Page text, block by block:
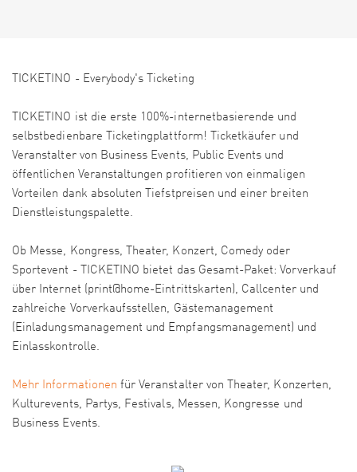
TICKETINO - Everybody's Ticketing
TICKETINO ist die erste 100%-internetbasierende und
selbstbedienbare Ticketingplattform! Ticketkäufer und
Veranstalter von Business Events, Public Events und
öffentlichen Veranstaltungen profitieren von einmaligen
Vorteilen dank absoluten Tiefstpreisen und einer breiten
Dienstleistungspalette.
Ob Messe, Kongress, Theater, Konzert, Comedy oder
Sportevent - TICKETINO bietet das Gesamt-Paket: Vorverkauf
über Internet (print@home-Eintrittskarten), Callcenter und
zahlreiche Vorverkaufsstellen, Gästemanagement
(Einladungsmanagement und Empfangsmanagement) und
Einlasskontrolle.
Mehr Informationen für Veranstalter von Theater, Konzerten,
Kulturevents, Partys, Festivals, Messen, Kongresse und
Business Events.